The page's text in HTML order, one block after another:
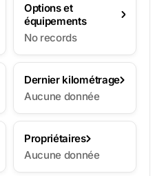
Options et
équipements
No records
Dernier kilométrage
Aucune donnée
Propriétaires
Aucune donnée